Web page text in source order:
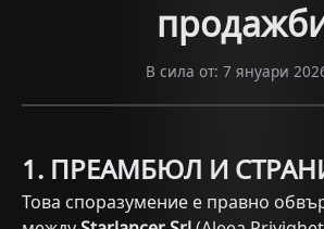
В сила от: 7 януари
1. ПРЕАМБЮЛ И
Това споразумение е правно